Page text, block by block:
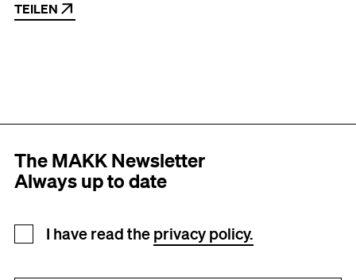
TEILEN
The MAKK Newsletter
Always up to date
Newsletter registration
I have read the privacy policy.